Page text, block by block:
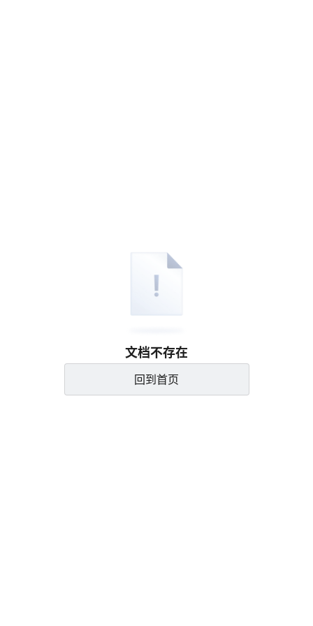
文档不存在
回到首页